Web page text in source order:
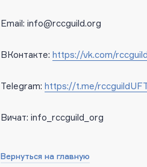
Email: info@rccguild.org
ВКонтакте:https://vk.com/
Telegram:https://t.me/
Вичат: info_rccguild_org
Вернуться на главную